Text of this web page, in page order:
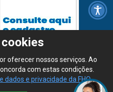
oferecer nossos serviços. Ao
com estas condições.
dados e privacidade da FHO